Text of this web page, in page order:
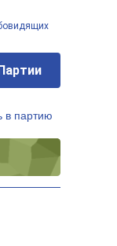
в партию